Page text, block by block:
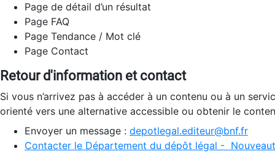
Page de détail d’un résultat
Page FAQ
Page Tendance / Mot clé
Page Contact
Retour d'information et contact
Si vous n’arrivez pas à accéder à un contenu ou à un
orienté vers une alternative accessible ou obtenir le
Envoyer un message : depotlegal.editeur@bnf.fr
Contacter le Département du dépôt légal -